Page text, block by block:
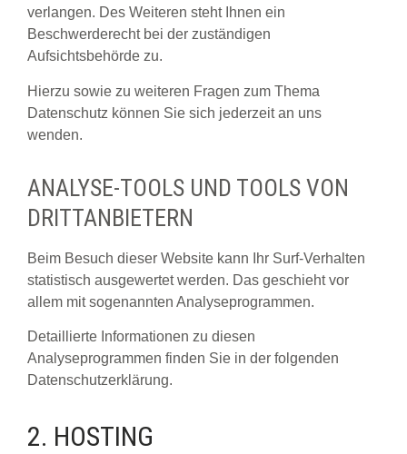
verlangen. Des Weiteren steht Ihnen ein
Beschwerderecht bei der zuständigen
Aufsichtsbehörde zu.
Hierzu sowie zu weiteren Fragen zum Thema
Datenschutz können Sie sich jederzeit an uns
wenden.
ANALYSE-TOOLS UND TOOLS VON
DRITT­ANBIETERN
Beim Besuch dieser Website kann Ihr Surf-Verhalten
statistisch ausgewertet werden. Das geschieht vor
allem mit sogenannten Analyseprogrammen.
Detaillierte Informationen zu diesen
Analyseprogrammen finden Sie in der folgenden
Datenschutzerklärung.
2. HOSTING